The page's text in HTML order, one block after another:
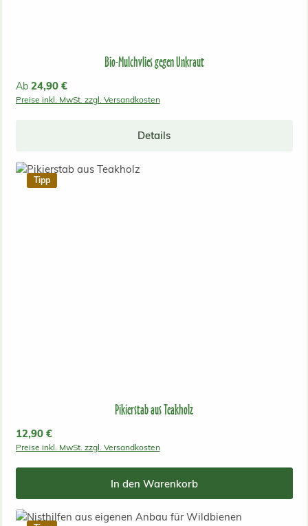
Bio-Mulchvlies gegen Unkraut
Regulärer Preis:
Ab 24,90 €
Preise inkl. MwSt. zzgl. Versandkosten
Details
Tipp
Pikierstab aus Teakholz
Regulärer Preis:
12,90 €
Preise inkl. MwSt. zzgl. Versandkosten
In den Warenkorb